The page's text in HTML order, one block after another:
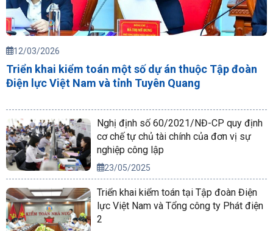
12/03/2026
Triển khai kiểm toán một số dự án thuộc Tập đoàn
Điện lực Việt Nam và tỉnh Tuyên Quang
Nghị định số 60/2021/NĐ-CP quy định
cơ chế tự chủ tài chính của đơn vị sự
nghiệp công lập
23/05/2025
Triển khai kiểm toán tại Tập đoàn Điện
lực Việt Nam và Tổng công ty Phát điện
2